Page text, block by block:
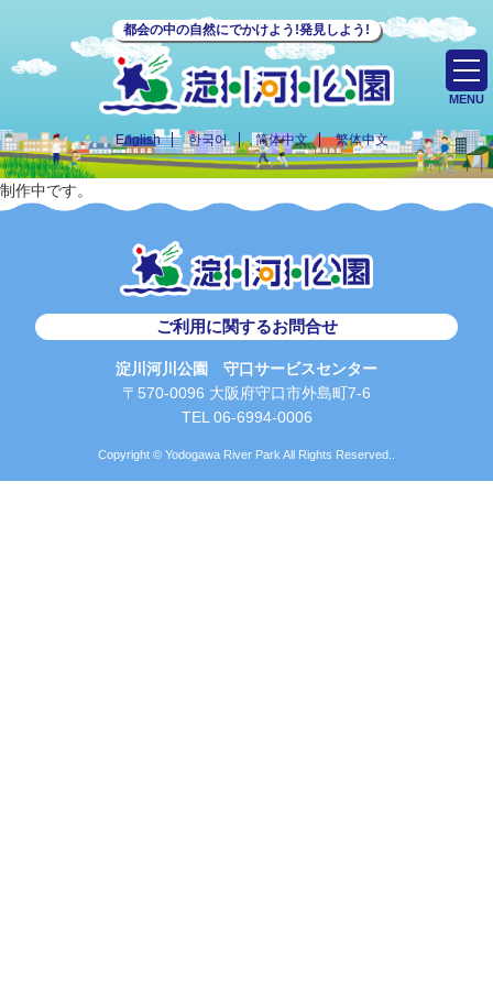
都会の中の自然にでかけよう!発見しよう!
English 한국어 简体中文 繁体中文
MENU
制作中です。
ご利用に関するお問合せ
淀川河川公園 守口サービスセンター
〒570-0096 大阪府守口市外島町7-6
TEL 06-6994-0006
Copyright © Yodogawa River Park All Rights Reserved..